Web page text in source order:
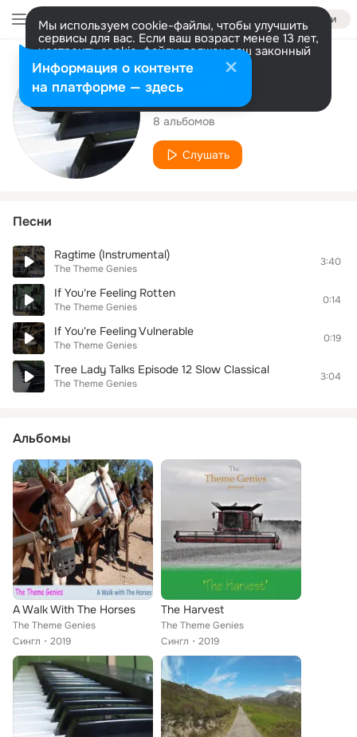
Войти
Мы используем cookie-файлы, чтобы улучшить
сервисы для вас. Если ваш возраст менее 13 лет,
настроить cookie-файлы должен ваш законный
представитель. Больше информации
Разрешить все Настроить
Исполнитель
The Theme Genies
8 альбомов
Слушать
Песни
Ragtime (Instrumental)
The Theme Genies
3:40
If You're Feeling Rotten
The Theme Genies
0:14
If You're Feeling Vulnerable
The Theme Genies
0:19
Tree Lady Talks Episode 12 Slow Classical
The Theme Genies
3:04
Альбомы
A Walk With The Horses
The Theme Genies
Сингл
2019
The Harvest
The Theme Genies
Сингл
2019
Информация о контенте
на платформе — здесь